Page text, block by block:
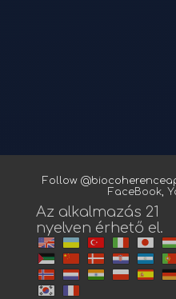
Follow
FaceBook,
Az alkalmazás 21
nyelven érhető el.